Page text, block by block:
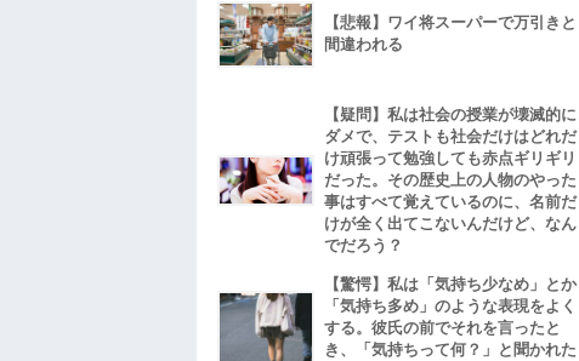
【悲報】ワイ将スーパーで万引きと
間違われる
【疑問】私は社会の授業が壊滅的に
ダメで、テストも社会だけはどれだ
け頑張って勉強しても赤点ギリギリ
だった。その歴史上の人物のやった
事はすべて覚えているのに、名前だ
けが全く出てこないんだけど、なん
でだろう？
【驚愕】私は「気持ち少なめ」とか
「気持ち多め」のような表現をよく
する。彼氏の前でそれを言ったと
き、「気持ちって何？」と聞かれた